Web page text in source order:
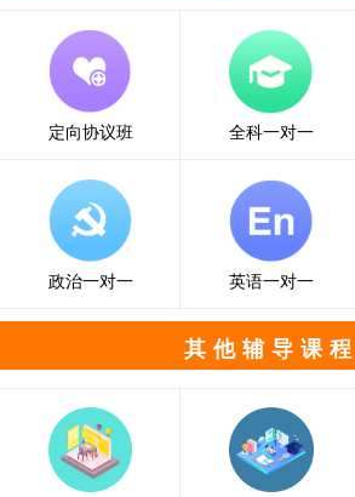
定向协议班 全科一对一
政治一对一 英语一对一
其他辅导课程